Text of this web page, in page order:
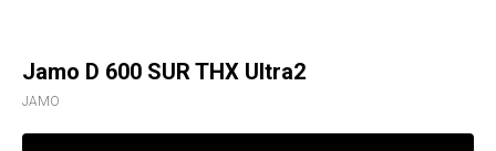
Jamo D 600 SUR THX Ultra2
JAMO